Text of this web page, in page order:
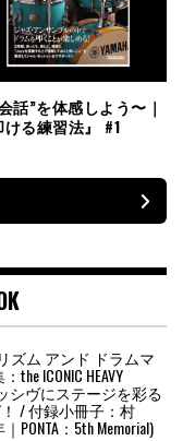
話”を体感しよう〜｜
る練習法』 #1
リズム アンド ドラムマ
ICONIC HEAVY
ッシヴにステージを彩る
/ 付録小冊子：村
PONTA：5th Memorial)